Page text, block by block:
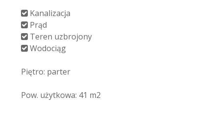
Kanalizacja
Prąd
Teren uzbrojony
Wodociąg
Piętro: parter
Pow. użytkowa: 41 m2